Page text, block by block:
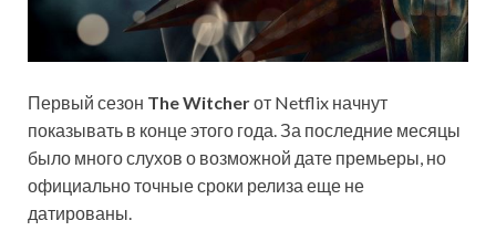
Первый сезон The Witcherот Netflix начнут
показывать в конце этого года. За последние месяцы
было много слухов о возможной дате премьеры, но
официально точные сроки релиза еще не
датированы.